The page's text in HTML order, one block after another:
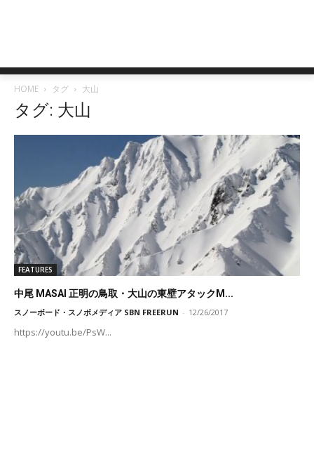
HOME タグ 大山
タグ: 大山
FEATURES
中尾 MASAI 正明の鳥取・大山の東壁アタックM...
スノーボード・スノボメディア SBN FREERUN - 12/26/2017
https://youtu.be/PsW...